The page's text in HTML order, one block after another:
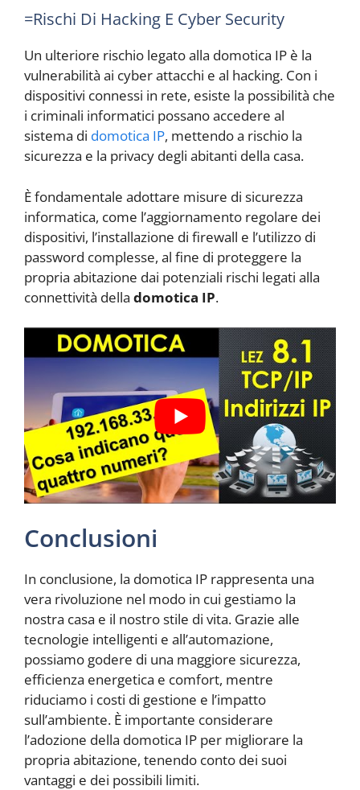
=Rischi Di Hacking E Cyber Security
Un ulteriore rischio legato alla domotica IP è la
vulnerabilità ai cyber attacchi e al hacking. Con i
dispositivi connessi in rete, esiste la possibilità che
i criminali informatici possano accedere al
sistema di domotica IP, mettendo a rischio la
sicurezza e la privacy degli abitanti della casa.
È fondamentale adottare misure di sicurezza
informatica, come l’aggiornamento regolare dei
dispositivi, l’installazione di firewall e l’utilizzo di
password complesse, al fine di proteggere la
propria abitazione dai potenziali rischi legati alla
connettività della domotica IP.
Conclusioni
In conclusione, la domotica IP rappresenta una
vera rivoluzione nel modo in cui gestiamo la
nostra casa e il nostro stile di vita. Grazie alle
tecnologie intelligenti e all’automazione,
possiamo godere di una maggiore sicurezza,
efficienza energetica e comfort, mentre
riduciamo i costi di gestione e l’impatto
sull’ambiente. È importante considerare
l’adozione della domotica IP per migliorare la
propria abitazione, tenendo conto dei suoi
vantaggi e dei possibili limiti.